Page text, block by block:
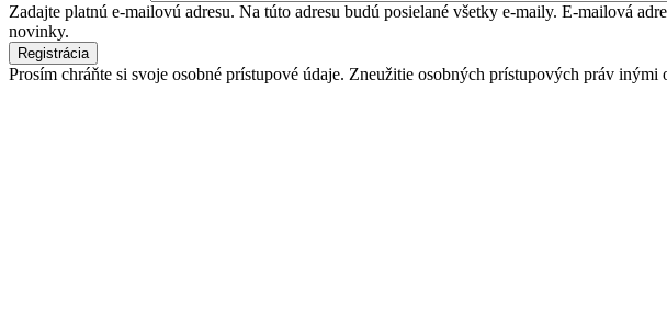
Zadajte platnú e-mailovú adresu. Na túto adresu budú posielané všetky e-maily. E-mailová
novinky.
Prosím chráňte si svoje osobné prístupové údaje. Zneužitie osobných prístupových práv